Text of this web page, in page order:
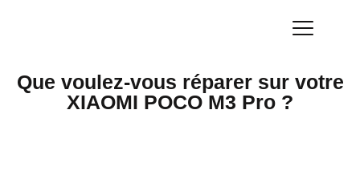
Que voulez-vous réparer sur votre
XIAOMI POCO M3 Pro ?